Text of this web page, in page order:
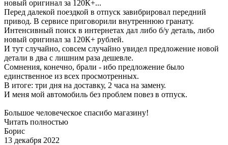
новый оригинал за 120К+...
Перед далекой поездкой в отпуск завибрировал передний
привод. В сервисе приговорили внутреннюю гранату.
Интенсивный поиск в интернетах дал либо б/у деталь, либо
новый оригинал за 120К+ рублей.
И тут случайно, совсем случайно увидел предложение новой
детали в два с лишним раза дешевле.
Сомнения, конечно, брали - ибо предложение было
единственное из всех просмотренных.
В итоге: три дня на доставку, 2 часа на замену.
И меня мой автомобиль без проблем повез в отпуск.
Большое человеческое спасибо магазину!
Читать полностью
Борис
13 декабря 2022